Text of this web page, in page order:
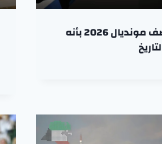
إنفانتينو يصف مونديال 2026 بأنه